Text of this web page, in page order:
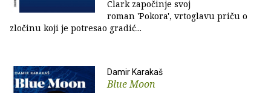
Clark započinje svoj
roman 'Pokora', vrtoglavu priču o
zločinu koji je potresao gradić...
Damir Karakaš
Blue Moon